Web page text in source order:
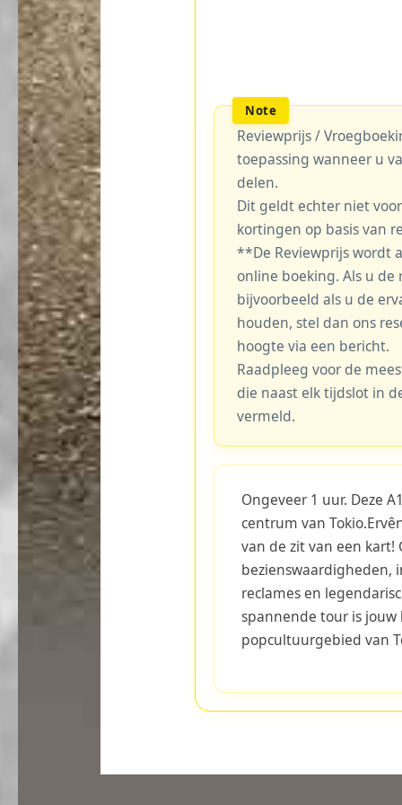
Reviewprijs /
toepassing wanneer u
delen.
Dit geldt echter niet
kortingen op basis van
**De Reviewprijs wordt
online boeking. Als u
bijvoorbeeld als u de
houden, stel dan ons
hoogte via een bericht.
Raadpleeg voor de
die naast elk tijdslot in
vermeld.
Ongeveer 1 uur. Deze
centrum van
van de zit van een kart!
bezienswaardigheden,
reclames en
spannende tour is jouw
popcultuurgebied van